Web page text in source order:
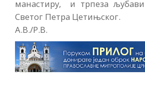
манастиру, и трпеза љубави
Светог Петра Цетињског.
А.В./Р.В.